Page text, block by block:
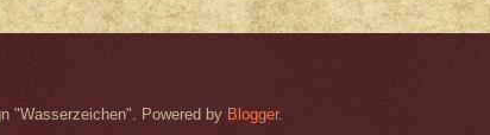
"Wasserzeichen". Powered by Blogger.